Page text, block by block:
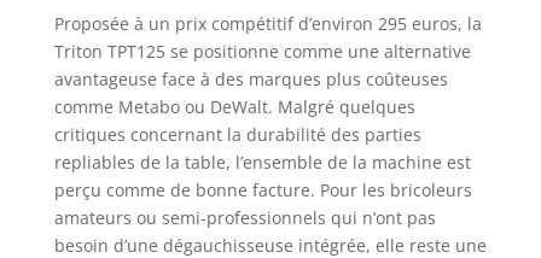
Proposée à un prix compétitif d’environ 295 euros, la
Triton TPT125 se positionne comme une alternative
avantageuse face à des marques plus coûteuses
comme Metabo ou DeWalt. Malgré quelques
critiques concernant la durabilité des parties
repliables de la table, l’ensemble de la machine est
perçu comme de bonne facture. Pour les bricoleurs
amateurs ou semi-professionnels qui n’ont pas
besoin d’une dégauchisseuse intégrée, elle reste une